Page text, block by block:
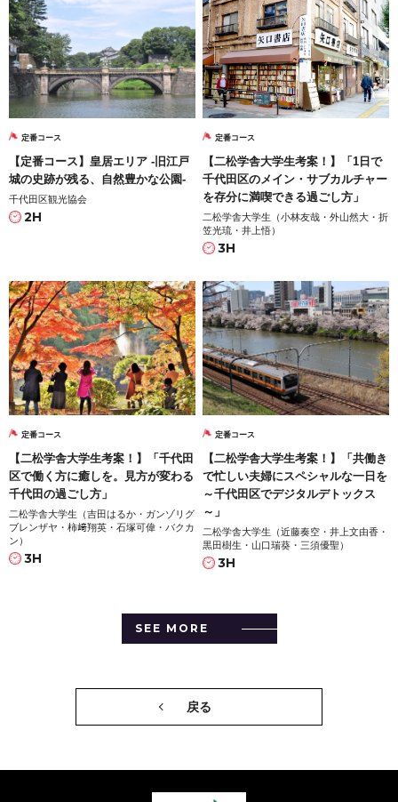
定番コース
【定番コース】皇居エリア -旧江戸
城の史跡が残る、自然豊かな公園-
千代田区観光協会
2H
定番コース
【二松学舎大学生考案！】「1日で
千代田区のメイン・サブカルチャー
を存分に満喫できる過ごし方」
二松学舎大学生（小林友哉・外山然大・折
笠光琉・井上悟）
3H
定番コース
【二松学舎大学生考案！】「千代田
区で働く方に癒しを。見方が変わる
千代田の過ごし方」
二松学舎大学生（吉田はるか・ガンゾリグ
ブレンザヤ・柿﨑翔英・石塚可偉・バクカ
ン）
3H
定番コース
【二松学舎大学生考案！】「共働き
で忙しい夫婦にスペシャルな一日を
～千代田区でデジタルデトックス
～」
二松学舎大学生（近藤奏空・井上文由香・
黒田樹生・山口瑞葵・三須優聖）
3H
SEE MORE
戻る